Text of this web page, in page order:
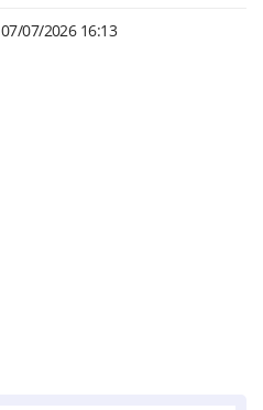
07/07/2026 16:13